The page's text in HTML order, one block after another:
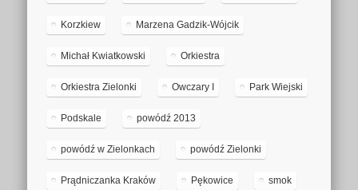
Korzkiew Marzena Gadzik-Wójcik
Michał Kwiatkowski Orkiestra
Orkiestra Zielonki Owczary I Park Wiejski
Podskale powódź 2013
powódź w Zielonkach powódź Zielonki
Prądniczanka Kraków Pękowice smok